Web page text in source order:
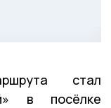
стал
в посёлке